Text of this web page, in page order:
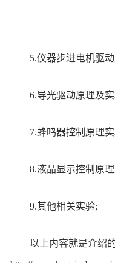
5.仪器步进电机驱动
6.导光驱动原理及实
7.蜂鸣器控制原理实
8.液晶显示控制原理
9.其他相关实验;
以上内容就是介绍的